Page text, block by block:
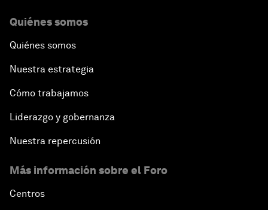
Quiénes somos
Quiénes somos
Nuestra estrategia
Cómo trabajamos
Liderazgo y gobernanza
Nuestra repercusión
Más información sobre el Foro
Centros